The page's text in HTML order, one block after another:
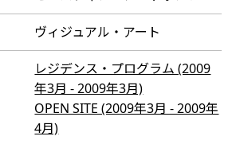
ヴィジュアル・アート
レジデンス・プログラム (2009
年3月 - 2009年3月)
OPEN SITE (2009年3月 - 2009年
4月)